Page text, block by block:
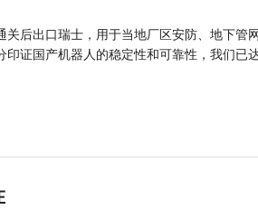
后出口瑞士，用于当地厂区安防、地下管
证国产机器人的稳定性和可靠性，我们已